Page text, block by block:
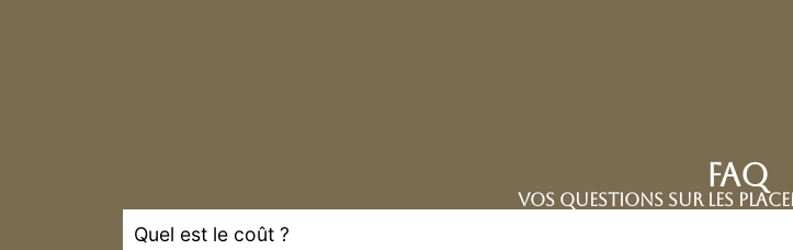
FAQ
Vos questions sur les
Quel est le coût ?